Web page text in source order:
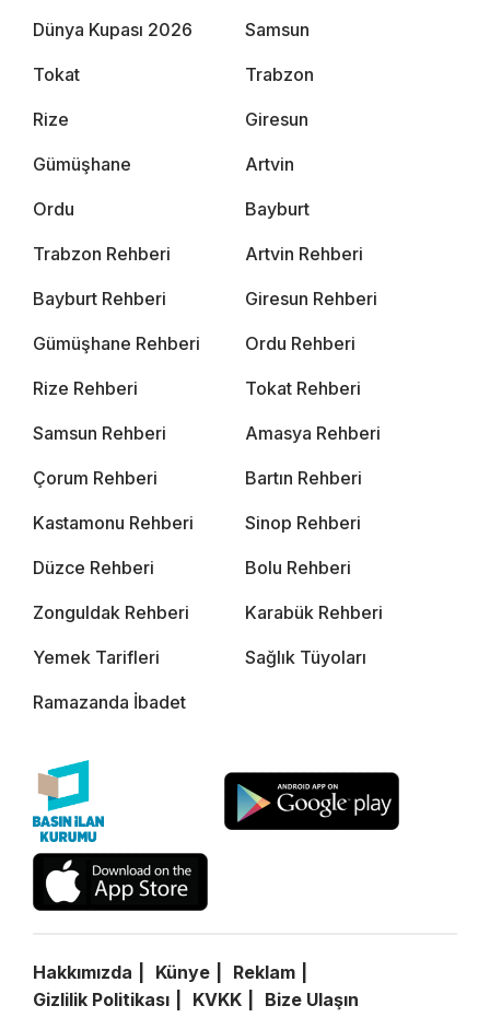
Dünya Kupası 2026 Samsun
Tokat Trabzon
Rize Giresun
Gümüşhane Artvin
Ordu Bayburt
Trabzon Rehberi Artvin Rehberi
Bayburt Rehberi Giresun Rehberi
Gümüşhane Rehberi Ordu Rehberi
Rize Rehberi Tokat Rehberi
Samsun Rehberi Amasya Rehberi
Çorum Rehberi Bartın Rehberi
Kastamonu Rehberi Sinop Rehberi
Düzce Rehberi Bolu Rehberi
Zonguldak Rehberi Karabük Rehberi
Yemek Tarifleri Sağlık Tüyoları
Ramazanda İbadet
Hakkımızda Künye
Reklam
Gizlilik Politikası
KVKK Bize Ulaşın